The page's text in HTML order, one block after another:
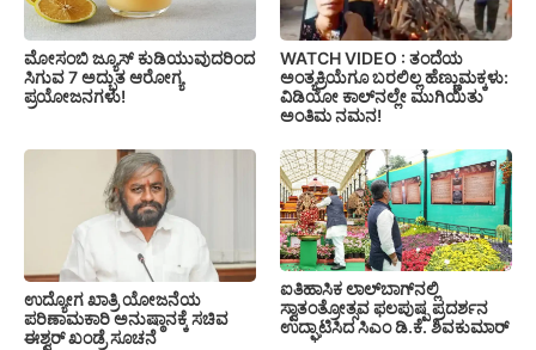
ಮೋಸಂಬಿ ಜ್ಯೂಸ್ ಕುಡಿಯುವುದರಿಂದ
ಸಿಗುವ 7 ಅದ್ಭುತ ಆರೋಗ್ಯ
ಪ್ರಯೋಜನಗಳು!
WATCH VIDEO : ತಂದೆಯ
ಅಂತ್ಯಕ್ರಿಯೆಗೂ ಬರಲಿಲ್ಲ ಹೆಣ್ಣುಮಕ್ಕಳು:
ವಿಡಿಯೋ ಕಾಲ್‌ನಲ್ಲೇ ಮುಗಿಯಿತು
ಅಂತಿಮ ನಮನ!
ಉದ್ಯೋಗ ಖಾತ್ರಿ ಯೋಜನೆಯ
ಪರಿಣಾಮಕಾರಿ ಅನುಷ್ಠಾನಕ್ಕೆ ಸಚಿವ
ಈಶ್ವರ್ ಖಂಡ್ರೆ ಸೂಚನೆ
ಐತಿಹಾಸಿಕ ಲಾಲ್‌ಬಾಗ್‌ನಲ್ಲಿ
ಸ್ವಾತಂತ್ರೋತ್ಸವ ಫಲಪುಷ್ಪ ಪ್ರದರ್ಶನ
ಉದ್ಘಾಟಿಸಿದ ಸಿಎಂ ಡಿ.ಕೆ. ಶಿವಕುಮಾರ್